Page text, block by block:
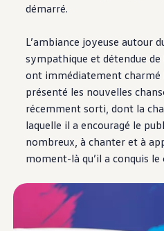
démarré.
L’ambiance joyeuse autour
sympathique et détendue de
ont immédiatement charmé
présenté les nouvelles
récemment sorti, dont la
laquelle il a encouragé le
nombreux, à chanter et à
moment-là qu’il a conquis
Enable fullscreen mode